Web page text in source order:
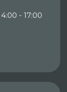
- 17:00